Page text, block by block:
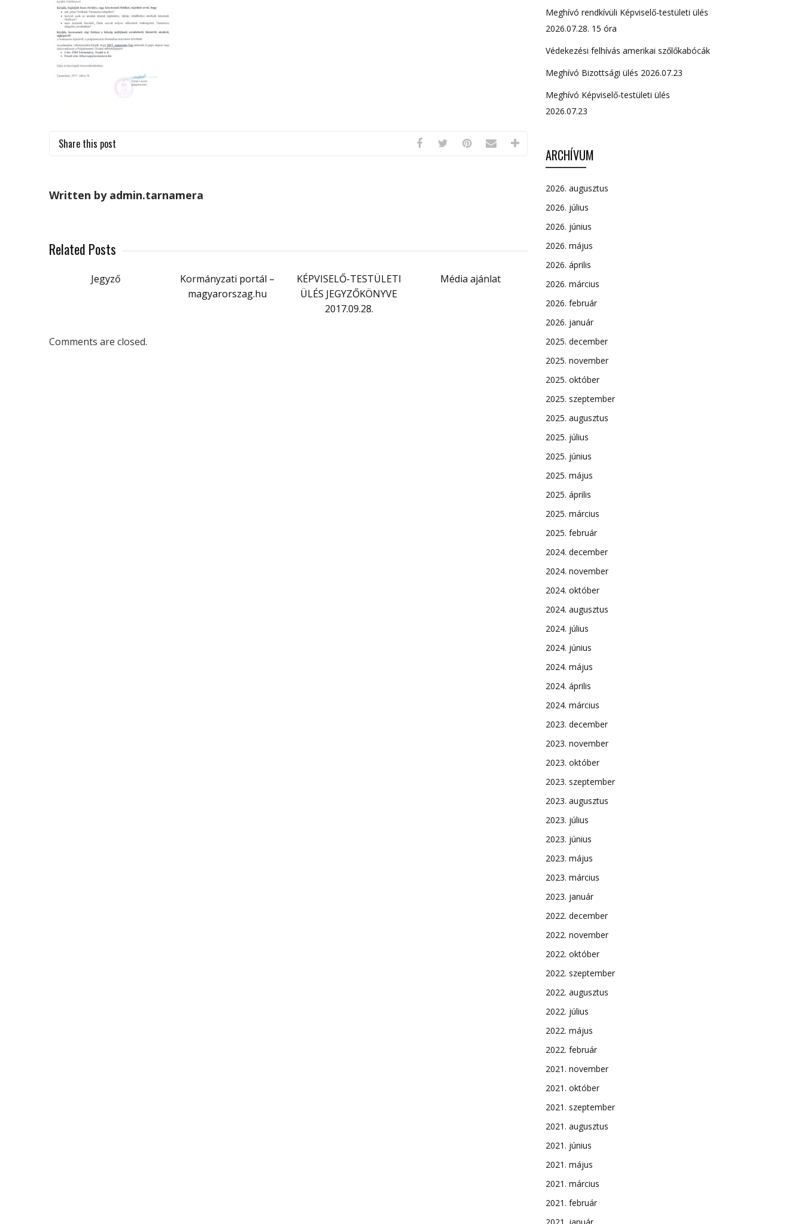
Share this post
Written by admin.tarnamera
Related Posts
Jegyző
Kormányzati portál –
magyarorszag.hu
KÉPVISELŐ-TESTÜLETI
ÜLÉS JEGYZŐKÖNYVE
2017.09.28.
Média ajánlat
Comments are closed.
Meghívó rendkívüli Képviselő-testületi ülés
2026.07.28. 15 óra
Védekezési felhívás amerikai szőlőkabócák
Meghívó Bizottsági ülés 2026.07.23
Meghívó Képviselő-testületi ülés
2026.07.23
ARCHÍVUM
2026. augusztus
2026. július
2026. június
2026. május
2026. április
2026. március
2026. február
2026. január
2025. december
2025. november
2025. október
2025. szeptember
2025. augusztus
2025. július
2025. június
2025. május
2025. április
2025. március
2025. február
2024. december
2024. november
2024. október
2024. augusztus
2024. július
2024. június
2024. május
2024. április
2024. március
2023. december
2023. november
2023. október
2023. szeptember
2023. augusztus
2023. július
2023. június
2023. május
2023. március
2023. január
2022. december
2022. november
2022. október
2022. szeptember
2022. augusztus
2022. július
2022. május
2022. február
2021. november
2021. október
2021. szeptember
2021. augusztus
2021. június
2021. május
2021. március
2021. február